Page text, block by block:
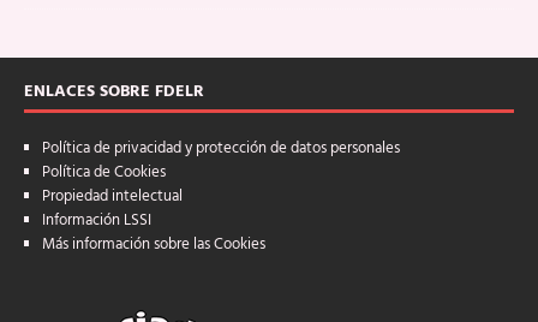
ENLACES SOBRE FDELR
Política de privacidad y protección de datos personales
Política de Cookies
Propiedad intelectual
Información LSSI
Más información sobre las Cookies